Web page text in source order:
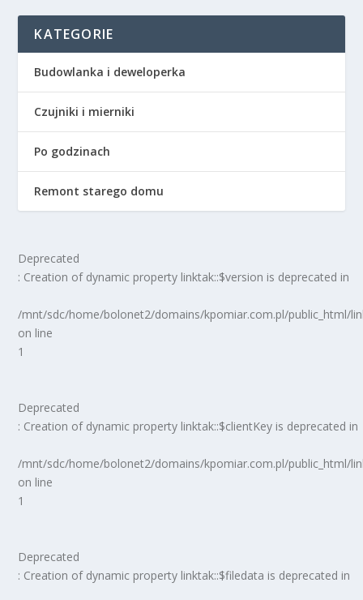
KATEGORIE
Budowlanka i deweloperka
Czujniki i mierniki
Po godzinach
Remont starego domu
Deprecated
: Creation of dynamic property linktak::$version is deprecated in
/mnt/sdc/home/bolonet2/domains/kpomiar.com.pl/public_html/
on line
1
Deprecated
: Creation of dynamic property linktak::$clientKey is deprecated in
/mnt/sdc/home/bolonet2/domains/kpomiar.com.pl/public_html/
on line
1
Deprecated
: Creation of dynamic property linktak::$filedata is deprecated in